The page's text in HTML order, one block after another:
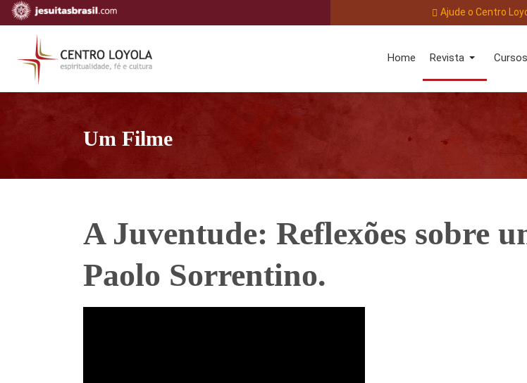
Ajude o Centro
Home Revista Cursos
Um Filme
A Juventude: Reflexões sobre
Paolo Sorrentino.